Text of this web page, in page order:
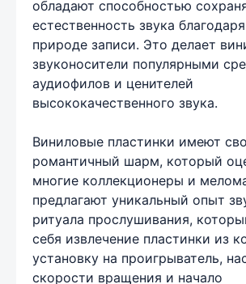
обладают способностью
естественность звука
природе записи. Это делает
звуконосители популярными
аудиофилов и ценителей
высококачественного звука.
Виниловые пластинки имеют
романтичный шарм, который
многие коллекционеры и
предлагают уникальный опыт
ритуала прослушивания,
себя извлечение пластинки из
установку на проигрыватель,
скорости вращения и начало